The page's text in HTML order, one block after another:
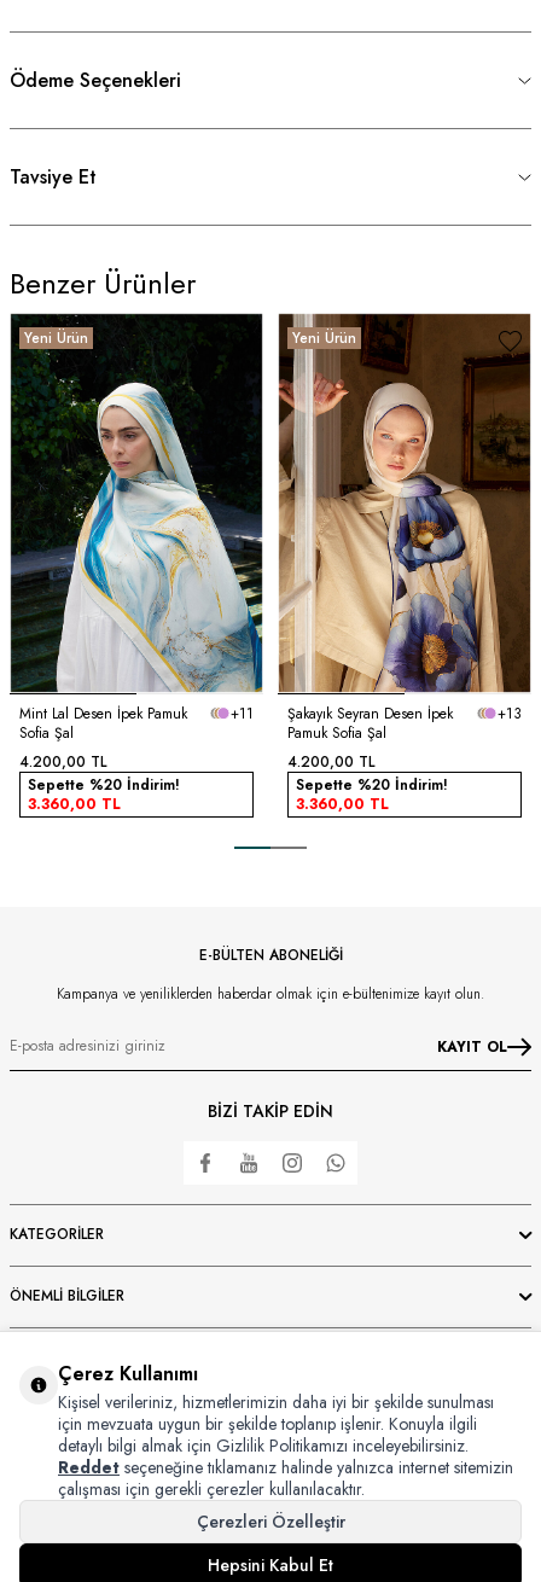
Ödeme Seçenekleri
Tavsiye Et
Benzer Ürünler
Yeni Ürün
Mint Lal Desen İpek Pamuk
Sofia Şal
+11
4.200,00 TL
Sepette %20 İndirim!
3.360,00 TL
Yeni Ürün
Şakayık Seyran Desen İpek
Pamuk Sofia Şal
+13
4.200,00 TL
Sepette %20 İndirim!
3.360,00 TL
E-BÜLTEN ABONELİĞİ
Kampanya ve yeniliklerden haberdar olmak için e-bültenimize kayıt olun.
KAYIT OL
BİZİ TAKİP EDİN
KATEGORILER
ÖNEMLI BILGILER
Copyright © 2024 Bursaipek Tüm Hakları Saklıdır İzinsiz Kullanılamaz
Çerez Kullanımı
Kişisel verileriniz, hizmetlerimizin daha iyi bir şekilde sunulması
için mevzuata uygun bir şekilde toplanıp işlenir. Konuyla ilgili
detaylı bilgi almak için Gizlilik Politikamızı inceleyebilirsiniz.
Reddet seçeneğine tıklamanız halinde yalnızca internet sitemizin
çalışması için gerekli çerezler kullanılacaktır.
Çerezleri Özelleştir
Hepsini Kabul Et